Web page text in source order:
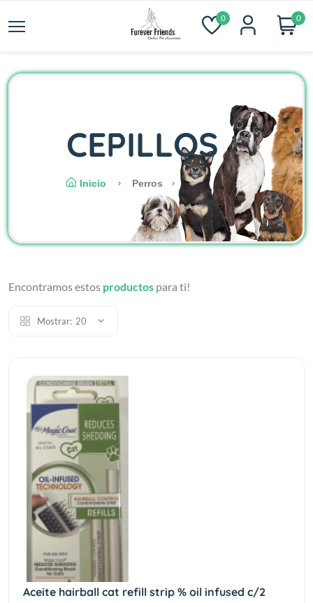
0 0
CEPILLOS
Inicio Perros
Encontramos estos productos para ti!
Mostrar: 20
Aceite hairball cat refill strip % oil infused c/2